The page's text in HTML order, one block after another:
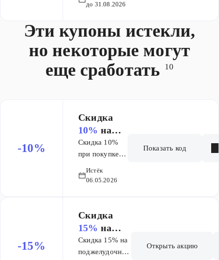
до 31.08.2026
Эти купоны истекли,
но некоторые могут
еще сработать
10
-10%
Скидка
10% на
первый
заказ
Скидка 10%
при покупке
рублей. Только
Действует на 1
покупку. Не
суммируется с
Истёк
06.05.2026
Показать код
-15%
Скидка
15% на
поджелудоч
ный и
Скидка 15% на
поджелудочный
Открыть акцию